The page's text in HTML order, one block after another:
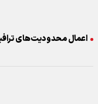
اعمال محدودیت‌های